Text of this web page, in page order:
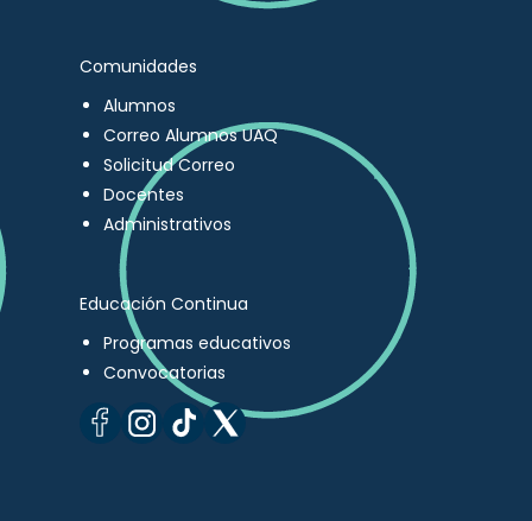
Comunidades
Alumnos
Correo Alumnos UAQ
Solicitud Correo
Docentes
Administrativos
Educación Continua
Programas educativos
Convocatorias